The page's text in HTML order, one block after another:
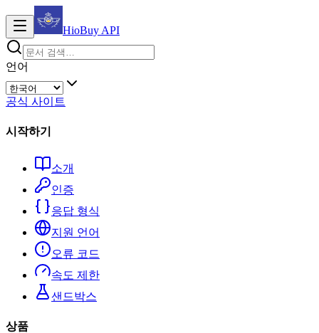
HioBuy API
언어
공식 사이트
시작하기
소개
인증
응답 형식
지원 언어
오류 코드
속도 제한
샌드박스
상품